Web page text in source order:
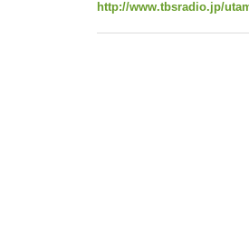
http://www.tbsradio.jp/